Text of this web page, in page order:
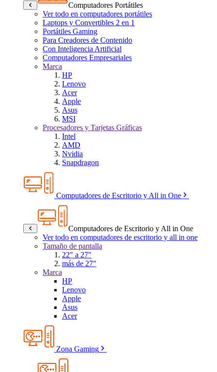
Computadores Portátiles
Ver todo en computadores portátiles
Laptops y Convertibles 2 en 1
Portátiles Gaming
Para Creadores de Contenido
Con Inteligencia Artificial
Computadores Empresariales
Marca
HP
Lenovo
Acer
Apple
Asus
MSI
Procesadores y Tarjetas Gráficas
Intel
AMD
Nvidia
Snapdragon
Computadores de Escritorio y All in One
Computadores de Escritorio y All in One
Ver todo en computadores de escritorio y all in one
Tamaño de pantalla
22" a 27"
más de 27"
Marca
HP
Lenovo
Apple
Asus
Acer
Zona Gaming